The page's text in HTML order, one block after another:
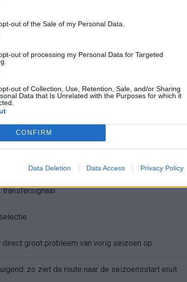
out of the Sale of my Personal Data.
out of processing my Personal Data for Targeted
out of Collection, Use, Retention, Sale, and/or Sharing
Data that Is Unrelated with the Purposes for which it
CONFIRM
Data Deletion Data Access Privacy Policy
voor succes in buitenland"
in de spitsenstrijd
over nieuwe spits Nacho Ferri
transfersignaal
groot probleem van vorig seizoen op
zo ziet de route naar de seizoensstart eruit